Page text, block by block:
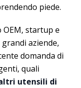
piede.
startup e
aziende,
domanda di
quali
utensili di